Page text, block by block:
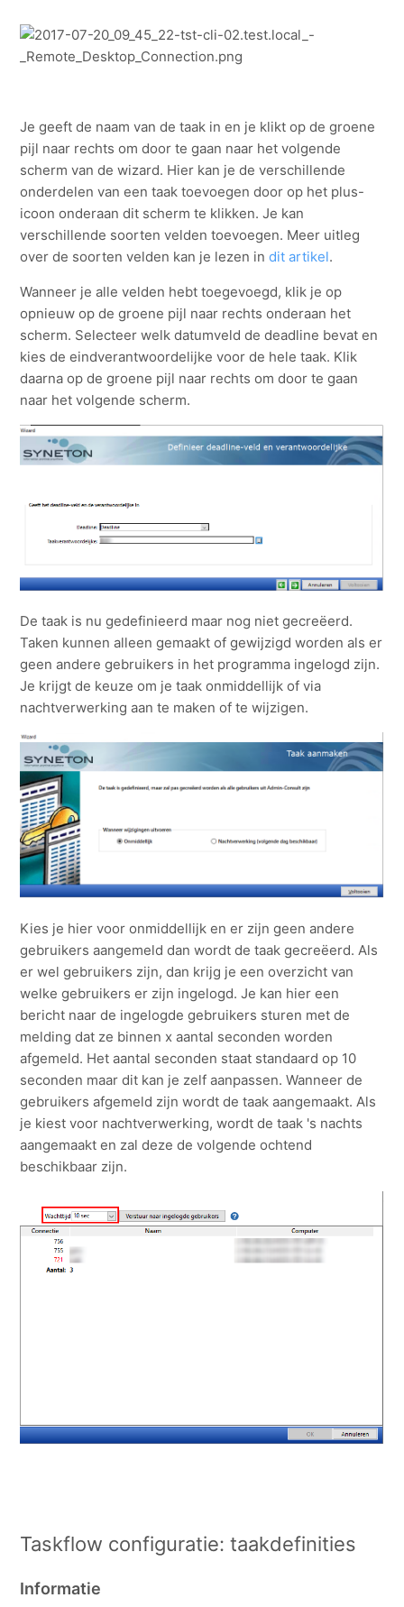
Zie meer
Je geeft de naam van de taak in en je klikt op de groene
pijl naar rechts om door te gaan naar het volgende
scherm van de wizard. Hier kan je de verschillende
onderdelen van een taak toevoegen door op het plus-
icoon onderaan dit scherm te klikken. Je kan
verschillende soorten velden toevoegen. Meer uitleg
over de soorten velden kan je lezen indit artikel.
Wanneer je alle velden hebt toegevoegd, klik je op
opnieuw op de groene pijl naar rechts onderaan het
scherm. Selecteer welk datumveld de deadline bevat en
kies de eindverantwoordelijke voor de hele taak. Klik
daarna op de groene pijl naar rechts om door te gaan
naar het volgende scherm.
De taak is nu gedefinieerd maar nog niet gecreëerd.
Taken kunnen alleen gemaakt of gewijzigd worden als er
geen andere gebruikers in het programma ingelogd zijn.
Je krijgt de keuze om je taak onmiddellijk of via
nachtverwerking aan te maken of te wijzigen.
Kies je hier voor onmiddellijk en er zijn geen andere
gebruikers aangemeld dan wordt de taak gecreëerd. Als
er wel gebruikers zijn, dan krijg je een overzicht van
welke gebruikers er zijn ingelogd. Je kan hier een
bericht naar de ingelogde gebruikers sturen met de
melding dat ze binnen x aantal seconden worden
afgemeld. Het aantal seconden staat standaard op 10
seconden maar dit kan je zelf aanpassen. Wanneer de
gebruikers afgemeld zijn wordt de taak aangemaakt. Als
je kiest voor nachtverwerking, wordt de taak 's nachts
aangemaakt en zal deze de volgende ochtend
beschikbaar zijn.
Taskflow configuratie: taakdefinities
Informatie